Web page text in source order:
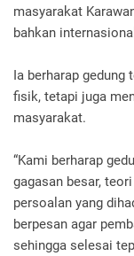
masyarakat
bahkan
Ia berharap gedung
fisik, tetapi juga
masyarakat.
“Kami berharap
gagasan besar,
persoalan yang
berpesan agar
sehingga selesai